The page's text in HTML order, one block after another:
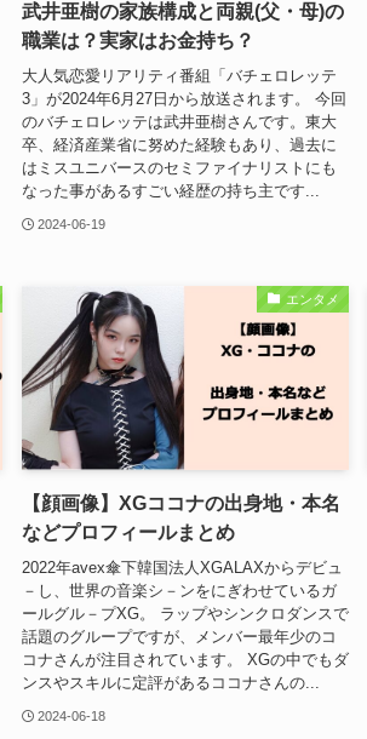
武井亜樹の家族構成と両親(父・母)の
職業は？実家はお金持ち？
大人気恋愛リアリティ番組「バチェロレッテ
3」が2024年6月27日から放送されます。 今回
のバチェロレッテは武井亜樹さんです。東大
卒、経済産業省に努めた経験もあり、過去に
はミスユニバースのセミファイナリストにも
なった事があるすごい経歴の持ち主です...
2024-06-19
エンタメ
【顔画像】XGココナの出身地・本名
などプロフィールまとめ
2022年avex傘下韓国法人XGALAXからデビュ
－し、世界の音楽シ－ンをにぎわせているガ
ールグル－プXG。 ラップやシンクロダンスで
話題のグループですが、メンバー最年少のコ
コナさんが注目されています。 XGの中でもダ
ンスやスキルに定評があるココナさんの...
2024-06-18